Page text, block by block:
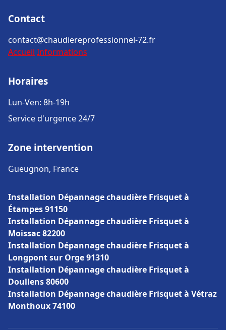
Contact
contact@chaudiereprofessionnel-72.fr
Accueil Informations
Horaires
Lun-Ven: 8h-19h
Service d'urgence 24/7
Zone intervention
Gueugnon, France
Installation Dépannage chaudière Frisquet à
Étampes 91150
Installation Dépannage chaudière Frisquet à
Moissac 82200
Installation Dépannage chaudière Frisquet à
Longpont sur Orge 91310
Installation Dépannage chaudière Frisquet à
Doullens 80600
Installation Dépannage chaudière Frisquet à Vétraz
Monthoux 74100